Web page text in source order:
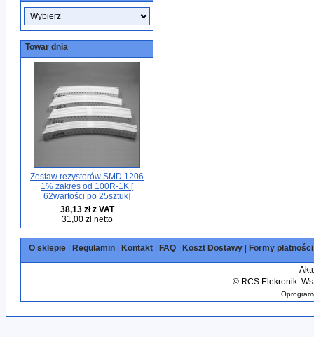
Towar dnia
Zestaw rezystorów SMD 1206
1% zakres od 100R-1K [
62wartości po 25sztuk]
38,13 zł z VAT
31,00 zł netto
O sklepie Regulamin Kontakt FAQ Koszt Dostawy Formy płatności
©RCS Elekronik.